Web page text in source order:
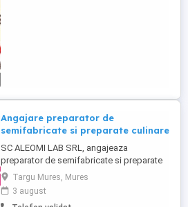
Angajare preparator de
semifabricate si preparate culinare
SC ALEOMI LAB SRL, angajeaza
preparator de semifabricate si preparate
culinare. Este disponibil un singur loc de
munca in localitatea Targu Mures, Str.
Ciucului nr. 12. Se ofera salariu minim pe
Targu Mures, Mures
3 august